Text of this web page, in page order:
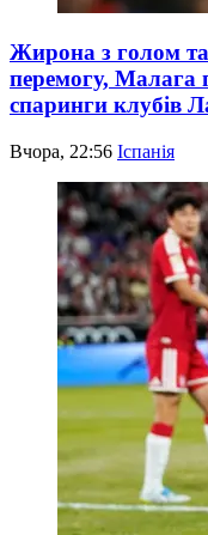
Жирона з голом
перемогу, Малага
спаринги клубів
Вчора, 22:56 Іспанія